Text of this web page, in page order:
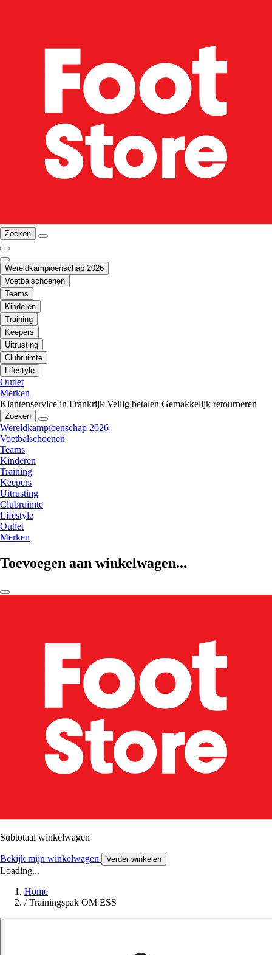
Zoeken
Wereldkampioenschap 2026
Voetbalschoenen
Teams
Kinderen
Training
Keepers
Uitrusting
Clubruimte
Lifestyle
Outlet
Merken
Klantenservice in Frankrijk Veilig betalen Gemakkelijk retourneren
Zoeken
Wereldkampioenschap 2026
Voetbalschoenen
Teams
Kinderen
Training
Keepers
Uitrusting
Clubruimte
Lifestyle
Outlet
Merken
Toevoegen aan winkelwagen...
Subtotaal winkelwagen
Bekijk mijn winkelwagen Verder winkelen
Loading...
Home
/ Trainingspak OM ESS